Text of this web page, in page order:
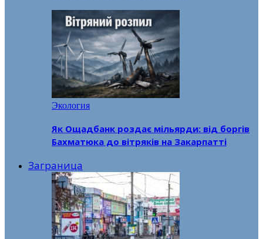
Экология
Як Ощадбанк роздає мільярди: від боргів
Бахматюка до вітряків на Закарпатті
Заграница